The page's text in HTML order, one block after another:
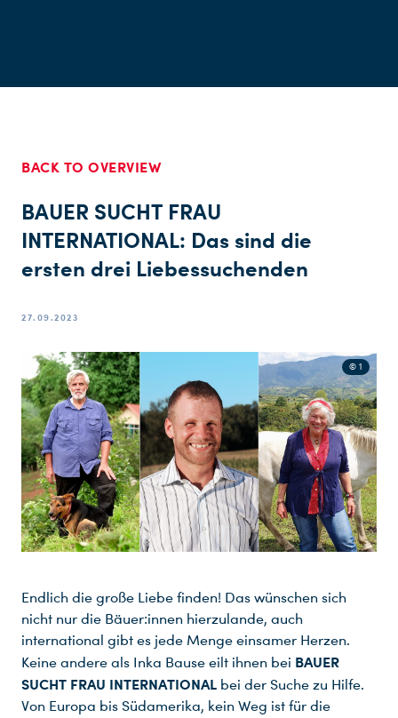
BACK TO OVERVIEW
BAUER SUCHT FRAU
INTERNATIONAL: Das sind die
ersten drei Liebessuchenden
27.09.2023
© 1
Endlich die große Liebe finden! Das wünschen sich
nicht nur die Bäuer:innen hierzulande, auch
international gibt es jede Menge einsamer Herzen.
Keine andere als Inka Bause eilt ihnen bei BAUER
SUCHT FRAU INTERNATIONAL bei der Suche zu Hilfe.
Von Europa bis Südamerika, kein Weg ist für die